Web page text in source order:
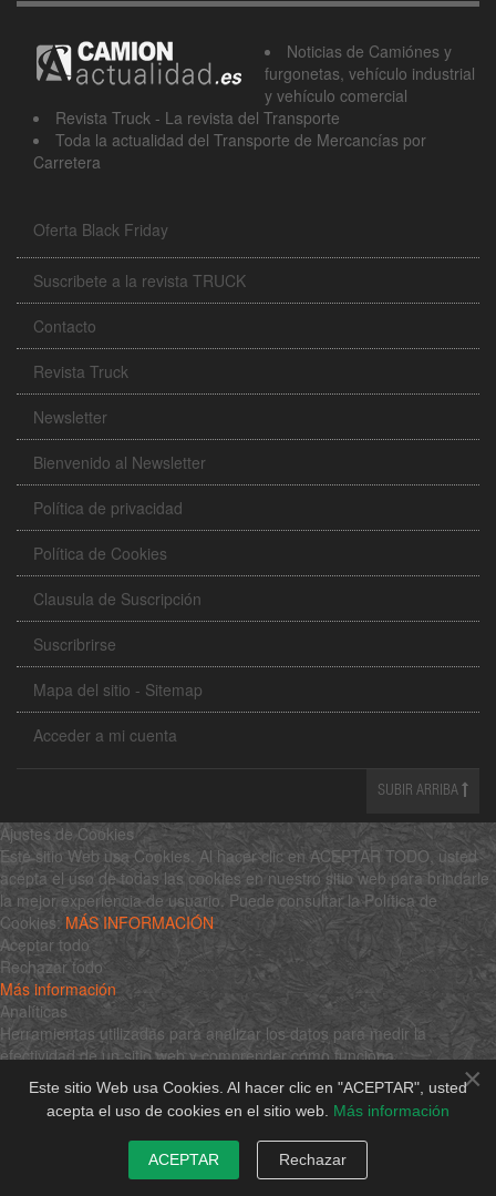
Noticias de Camiónes y
furgonetas, vehículo industrial
y vehículo comercial
Revista Truck - La revista del Transporte
Toda la actualidad del Transporte de Mercancías por
Carretera
Oferta Black Friday
Suscribete a la revista TRUCK
Contacto
Revista Truck
Newsletter
Bienvenido al Newsletter
Política de privacidad
Política de Cookies
Clausula de Suscripción
Suscribrirse
Mapa del sitio - Sitemap
Acceder a mi cuenta
SUBIR ARRIBA
×
Este sitio Web usa Cookies. Al hacer clic en "ACEPTAR", usted
acepta el uso de cookies en el sitio web. Más información
ACEPTAR Rechazar
Ajustes de Cookies
Este sitio Web usa Cookies. Al hacer clic en ACEPTAR TODO, usted
acepta el uso de todas las cookies en nuestro sitio web para brindarle
la mejor experiencia de usuario. Puede consultar la Política de
Cookies: MÁS INFORMACIÓN
Aceptar todo
Rechazar todo
Más información
Analíticas
Herramientas utilizadas para analizar los datos para medir la
efectividad de un sitio web y comprender cómo funciona.
Google Analytics
Aceptar
Rechazar